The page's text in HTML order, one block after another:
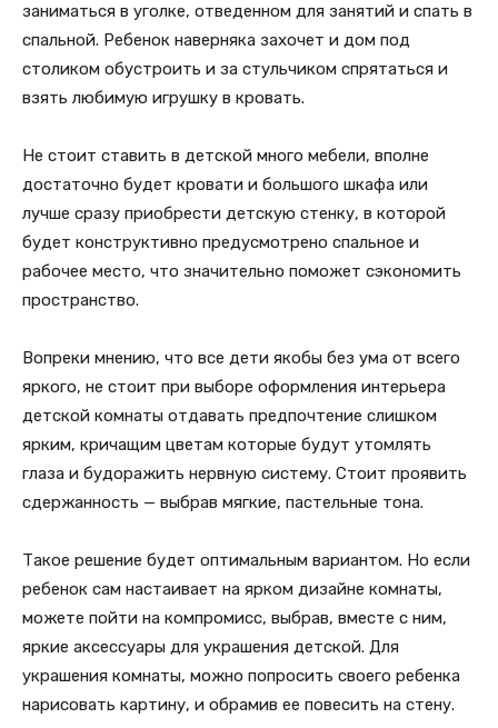
заниматься в уголке, отведенном для занятий и спать в
спальной. Ребенок наверняка захочет и дом под
столиком обустроить и за стульчиком спрятаться и
взять любимую игрушку в кровать.
Не стоит ставить в детской много мебели, вполне
достаточно будет кровати и большого шкафа или
лучше сразу приобрести детскую стенку, в которой
будет конструктивно предусмотрено спальное и
рабочее место, что значительно поможет сэкономить
пространство.
Вопреки мнению, что все дети якобы без ума от всего
яркого, не стоит при выборе оформления интерьера
детской комнаты отдавать предпочтение слишком
ярким, кричащим цветам которые будут утомлять
глаза и будоражить нервную систему. Стоит проявить
сдержанность — выбрав мягкие, пастельные тона.
Такое решение будет оптимальным вариантом. Но если
ребенок сам настаивает на ярком дизайне комнаты,
можете пойти на компромисс, выбрав, вместе с ним,
яркие аксессуары для украшения детской. Для
украшения комнаты, можно попросить своего ребенка
нарисовать картину, и обрамив ее повесить на стену.